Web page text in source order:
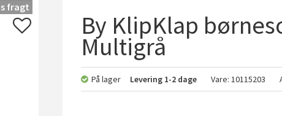
fragt
By KlipKlap
Multigrå
På lager Levering 1-2 dage Vare:10115203